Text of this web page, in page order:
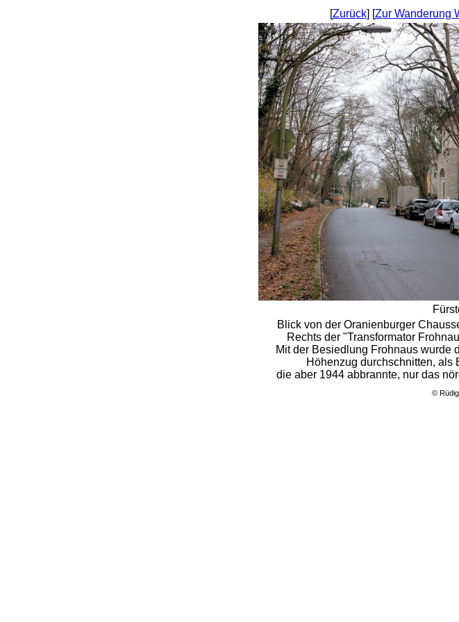
[Zurück] [Zur Wanderung
Blick von der Oranienburger
Rechts der "Transformator
Mit der Besiedlung Frohnaus wurde
Höhenzug durchschnitten, als
die aber 1944 abbrannte, nur das
©